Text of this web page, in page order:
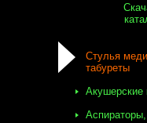
Стулья
табуреты
Акушерские